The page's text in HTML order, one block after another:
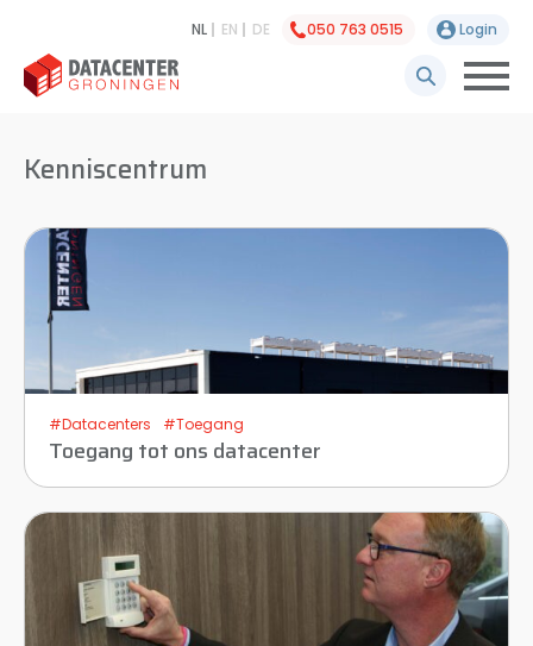
NL EN DE 050 763 0515 Login
Kenniscentrum
#Datacenters #Toegang
Toegang tot ons datacenter